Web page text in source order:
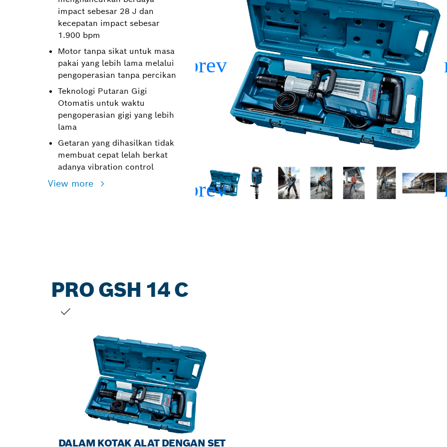
impact sebesar 28 J dan
kecepatan impact sebesar
1.900 bpm
Motor tanpa sikat untuk masa
pakai yang lebih lama melalui
pengoperasian tanpa percikan
Teknologi Putaran Gigi
Otomatis untuk waktu
pengoperasian gigi yang lebih
lama
Getaran yang dihasilkan tidak
membuat cepat lelah berkat
adanya vibration control
View more
PRO GSH 14 C
DALAM KOTAK ALAT DENGAN SET